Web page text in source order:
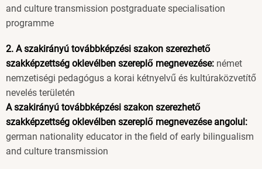
and culture transmission postgraduate specialisation
programme
2. A szakirányú továbbképzési szakon szerezhető
szakképzettség oklevélben szereplő megnevezése: német
nemzetiségi pedagógus a korai kétnyelvű és kultúraközvetítő
nevelés területén
A szakirányú továbbképzési szakon szerezhető
szakképzettség oklevélben szereplő megnevezése angolul:
german nationality educator in the field of early bilingualism
and culture transmission